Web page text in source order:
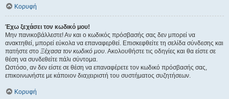
Κορυφή
Έχω ξεχάσει τον κωδικό μου!
Μην πανικοβάλλεστε! Αν και ο κωδικός πρόσβασής σας δεν μπορεί να
ανακτηθεί, μπορεί εύκολα να επαναφερθεί. Επισκεφθείτε τη σελίδα σύνδεσης και
πατήστε στο Ξέχασα τον κωδικό μου. Ακολουθήστε τις οδηγίες και θα είστε σε
θέση να συνδεθείτε πάλι σύντομα.
Ωστόσο, αν δεν είστε σε θέση να επαναφέρετε τον κωδικό πρόσβασής σας,
επικοινωνήστε με κάποιον διαχειριστή του συστήματος συζητήσεων.
Κορυφή